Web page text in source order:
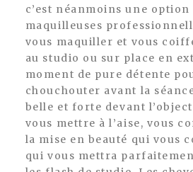
c’est néanmoins une
maquilleuses
vous maquiller et vous
au studio ou sur place en
moment de pure détente
chouchouter avant la
belle et forte devant
vous mettre à l’aise, vous
la mise en beauté qui vous
qui vous mettra